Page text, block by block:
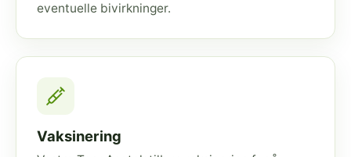
eventuelle bivirkninger.
Vaksinering